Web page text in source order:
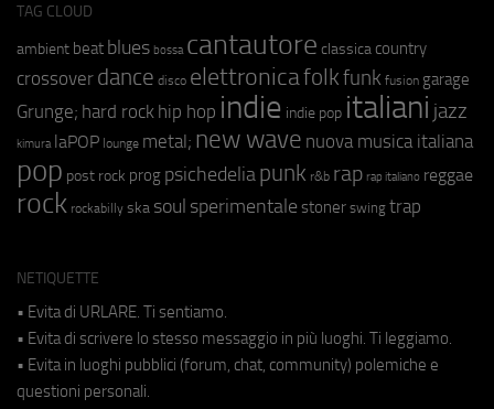
TAG CLOUD
ambient beat blues bossa cantautore classica country
crossover dance disco elettronicafolkfunk fusion garage
Grunge; hard rock hip hop indie indie pop italiani jazz
kimura laPOP lounge metal; new wave nuova musica italiana
pop post rock prog psichedeliapunk r&b rap rap italiano reggae
rock rockabilly ska soul sperimentale stoner swing trap
NETIQUETTE
• Evita di URLARE. Ti sentiamo.
• Evita di scrivere lo stesso messaggio in più luoghi. Ti leggiamo.
• Evita in luoghi pubblici (forum, chat, community) polemiche e
questioni personali.